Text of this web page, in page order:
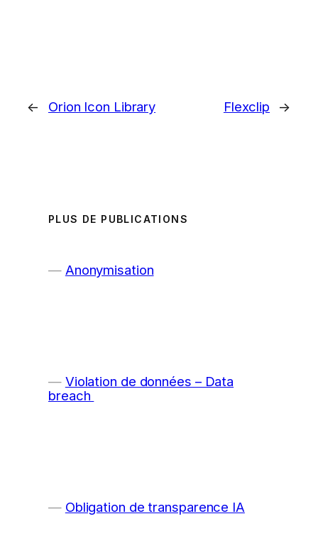
← Orion Icon Library Flexclip →
PLUS DE PUBLICATIONS
Anonymisation
Violation de données – Data
breach
Obligation de transparence IA